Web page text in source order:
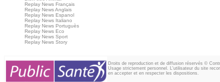
Replay News Français
Replay News Anglais
Replay News Espanol
Replay News Italiano
Replay News Portuguès
Replay News Eco
Replay News Sport
Replay News Story
Droits de reproduction et de diffusion réservés ©
Usage strictement personnel. L'utilisateur du site
en accepter et en respecter les dispositions.